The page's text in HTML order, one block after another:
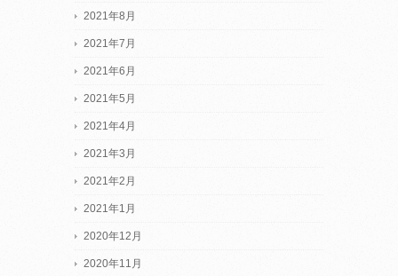
2021年8月
2021年7月
2021年6月
2021年5月
2021年4月
2021年3月
2021年2月
2021年1月
2020年12月
2020年11月